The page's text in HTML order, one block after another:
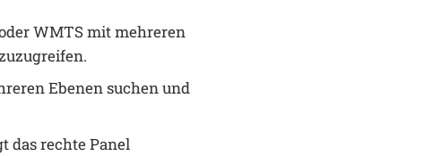
WMTS mit mehreren
Ebenen suchen und
das rechte Panel